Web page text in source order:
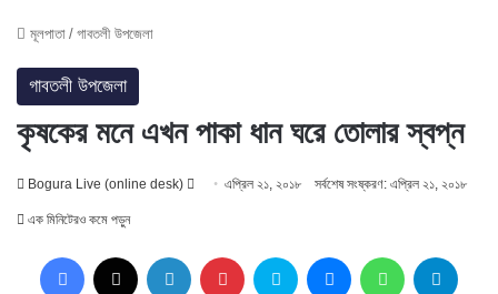
মূলপাতা / গাবতলী উপজেলা
গাবতলী উপজেলা
কৃষকের মনে এখন পাকা ধান ঘরে তোলার স্বপ্ন
Bogura Live (online desk)
Followএপ্রিল ২১, ২০১৮ সর্বশেষ সংষ্করণ: এপ্রিল ২১, ২০১৮
এক মিনিটেরও কমে পড়ুন
Facebook LinkedIn Pinterest Skype MessengerWhatsApp